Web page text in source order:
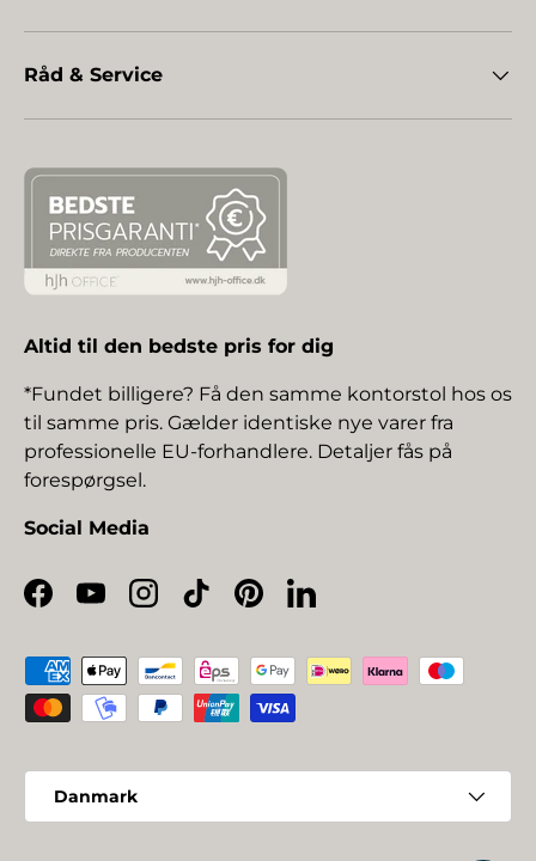
Råd & Service
Altid til den bedste pris for dig
*Fundet billigere? Få den samme kontorstol hos os
til samme pris. Gælder identiske nye varer fra
professionelle EU-forhandlere. Detaljer fås på
forespørgsel.
Social Media
Facebook
YouTubeInstagram
TikTokPinterestLinkedIn
Betalingsmetoder
Danmark